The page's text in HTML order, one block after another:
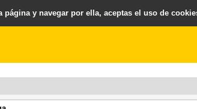
y navegar por ella, aceptas el uso de